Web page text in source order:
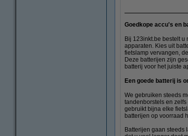
Goedkope accu's en
Bij 123inkt.be bestelt u
apparaten. Kies uit
fietslamp vervangen,
Deze batterijen zijn
batterij voor het juiste
Een goede batterij is
We gebruiken steeds
tandenborstels en
gebruikt bijna elke
batterijen op voorraad
Batterijen gaan steeds